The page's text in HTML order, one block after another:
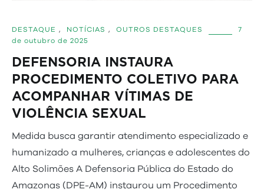
DESTAQUE , NOTÍCIAS , OUTROS DESTAQUES
7
de outubro de 2025
DEFENSORIA INSTAURA
PROCEDIMENTO COLETIVO PARA
ACOMPANHAR VÍTIMAS DE
VIOLÊNCIA SEXUAL
Medida busca garantir atendimento especializado e
humanizado a mulheres, crianças e adolescentes do
Alto Solimões A Defensoria Pública do Estado do
Amazonas (DPE-AM) instaurou um Procedimento